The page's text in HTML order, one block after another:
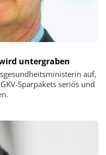
untergraben
auf,
Sparpakets seriös und